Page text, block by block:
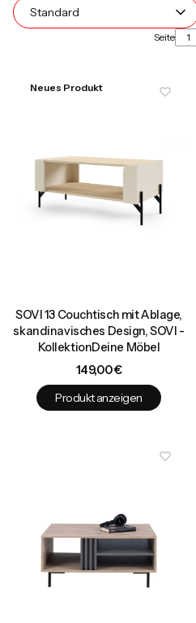
Standard
Seite
Neues Produkt
SOVI 13 Couchtisch mit Ablage,
skandinavisches Design, SOVI -
KollektionDeine Möbel
Preis
149,00 €
Produkt anzeigen